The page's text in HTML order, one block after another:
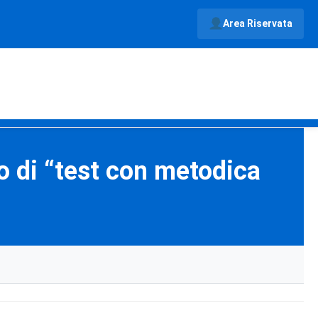
Area Riservata
di “test con metodica